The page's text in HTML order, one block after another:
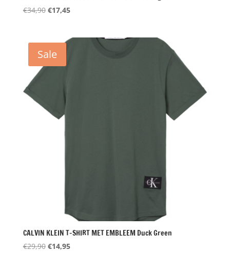
€34,90 Oorspronkelijke
€34,90.
€17,45Huidige
Sale
CALVIN KLEIN T-SHIRT MET EMBLEEM Duck Green
€29,90 Oorspronkelijke
€14,95Huidige